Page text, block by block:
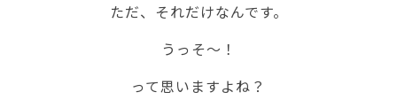
ただ、それだけなんです。
うっそ～！
って思いますよね？